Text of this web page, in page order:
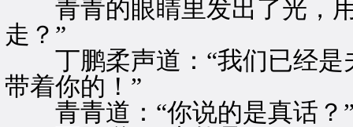
青青的眼睛里发出了光，用
走？”
丁鹏柔声道：“我们已经是
带着你的！”
青青道：“你说的是真话？